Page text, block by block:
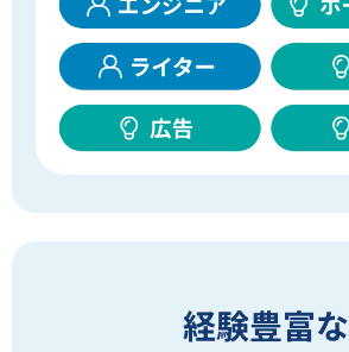
経験豊富な